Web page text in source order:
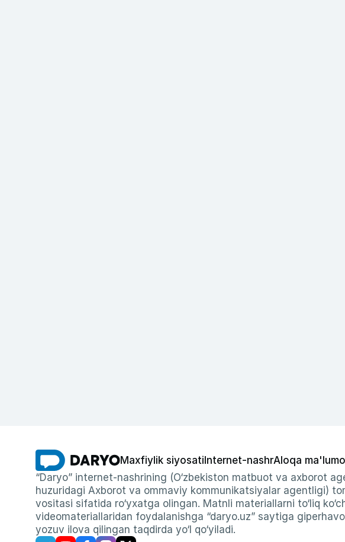
Maxfiylik siyosati Internet-nashrAloqa
“Daryo” internet-nashrining (O‘zbekiston matbuot va axborot
huzuridagi Axborot va ommaviy kommunikatsiyalar agentligi)
vositasi sifatida ro‘yxatga olingan. Matnli materiallarni to‘liq
videomateriallaridan foydalanishga “daryo.uz” saytiga
yozuv ilova qilingan taqdirda yo‘l qo‘yiladi.